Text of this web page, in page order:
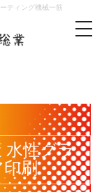
ティング機械一筋
水性グラ
印刷